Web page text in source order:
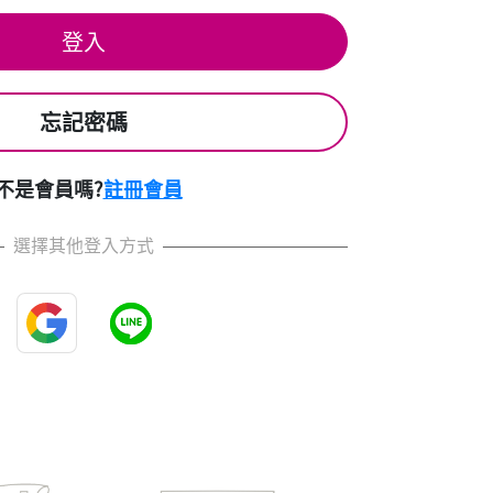
登入
忘記密碼
是會員嗎?註冊會員
選擇其他登入方式